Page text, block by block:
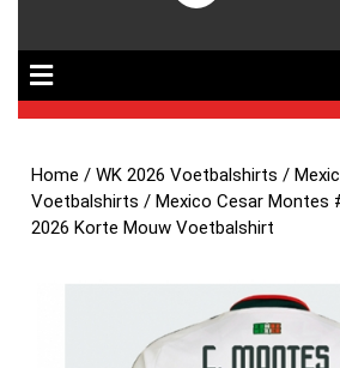
Home /WK 2026 Voetbalshirts /
Voetbalshirts / Mexico Cesar Montes
2026 Korte Mouw Voetbalshirt